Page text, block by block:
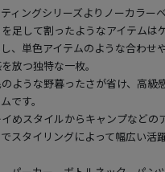
ィングシリーズよりノーカラー
足して割ったようなアイテムは
、単色アイテムのような合わせ
放つ独特な一枚。
ような野暮ったさが省け、高級
です。
めスタイルからキャンプなどの
スタイリングによって幅広い活